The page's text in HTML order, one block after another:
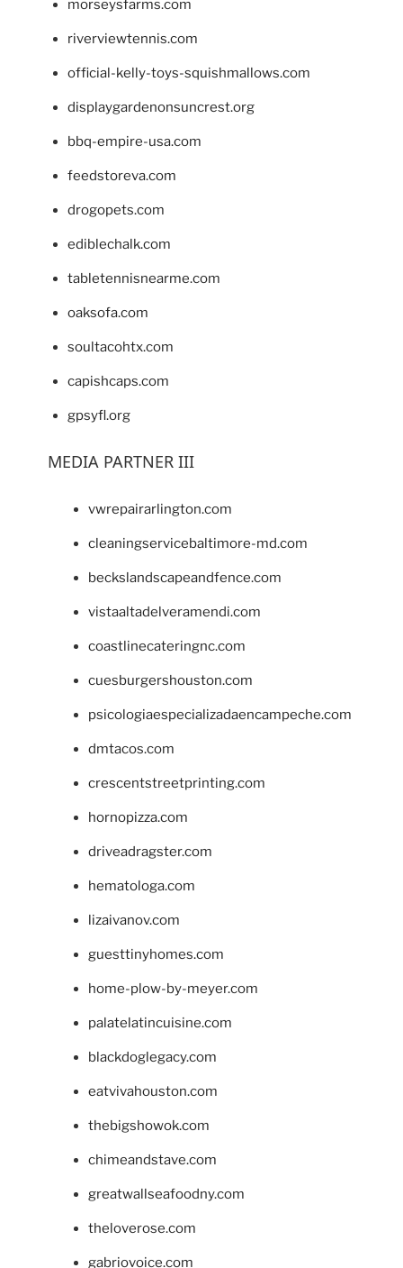
morseysfarms.com
riverviewtennis.com
official-kelly-toys-squishmallows.com
displaygardenonsuncrest.org
bbq-empire-usa.com
feedstoreva.com
drogopets.com
ediblechalk.com
tabletennisnearme.com
oaksofa.com
soultacohtx.com
capishcaps.com
gpsyfl.org
MEDIA PARTNER III
vwrepairarlington.com
cleaningservicebaltimore-md.com
beckslandscapeandfence.com
vistaaltadelveramendi.com
coastlinecateringnc.com
cuesburgershouston.com
psicologiaespecializadaencampeche.com
dmtacos.com
crescentstreetprinting.com
hornopizza.com
driveadragster.com
hematologa.com
lizaivanov.com
guesttinyhomes.com
home-plow-by-meyer.com
palatelatincuisine.com
blackdoglegacy.com
eatvivahouston.com
thebigshowok.com
chimeandstave.com
greatwallseafoodny.com
theloverose.com
gabriovoice.com